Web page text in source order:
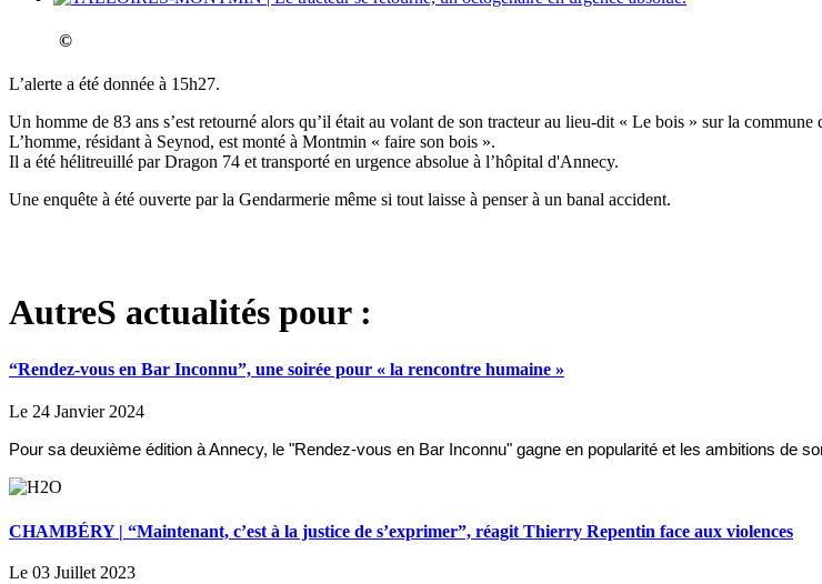
©
L’alerte a été donnée à 15h27.
Un homme de 83 ans s’est retourné alors qu’il était au volant de son tracteur au lieu-dit « Le bois » sur la
L’homme, résidant à Seynod, est monté à Montmin « faire son bois ».
Il a été hélitreuillé par Dragon 74 et transporté en urgence absolue à l’hôpital d'Annecy.
Une enquête à été ouverte par la Gendarmerie même si tout laisse à penser à un banal accident.
AutreS actualités pour :
“Rendez-vous en Bar Inconnu”, une soirée pour « la rencontre humaine »
Le 24 Janvier 2024
Pour sa deuxième édition à Annecy, le "Rendez-vous en Bar Inconnu" gagne en popularité et les ambitions de
CHAMBÉRY | “Maintenant, c’est à la justice de s’exprimer”, réagit Thierry Repentin face aux violences
Le 03 Juillet 2023